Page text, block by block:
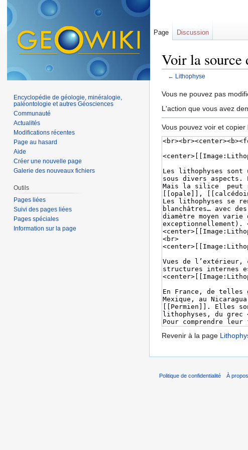
Voir la source
← Lithophyse
Vous ne pouvez pas
L'action que vous avez
Vous pouvez voir et
Revenir à la page
Page Discussion
Encyclopédie de géologie, minéralogie,
paléontologie et autres Géosciences
Communauté
Actualités
Modifications récentes
Page au hasard
Aide
Créer une nouvelle page
Galerie des nouveaux fichiers
Outils
Pages liées
Suivi des pages liées
Pages spéciales
Information sur la page
Politique de confidentialité À